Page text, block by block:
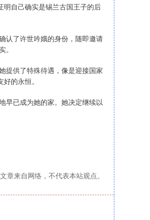
明自己确实是锡兰古国王子的后
认了许世吟娥的身份，随即邀请
提供了特殊待遇，像是迎接国家
的永恒。
早已成为她的家。她决定继续以
章来自网络，不代表本站观点。